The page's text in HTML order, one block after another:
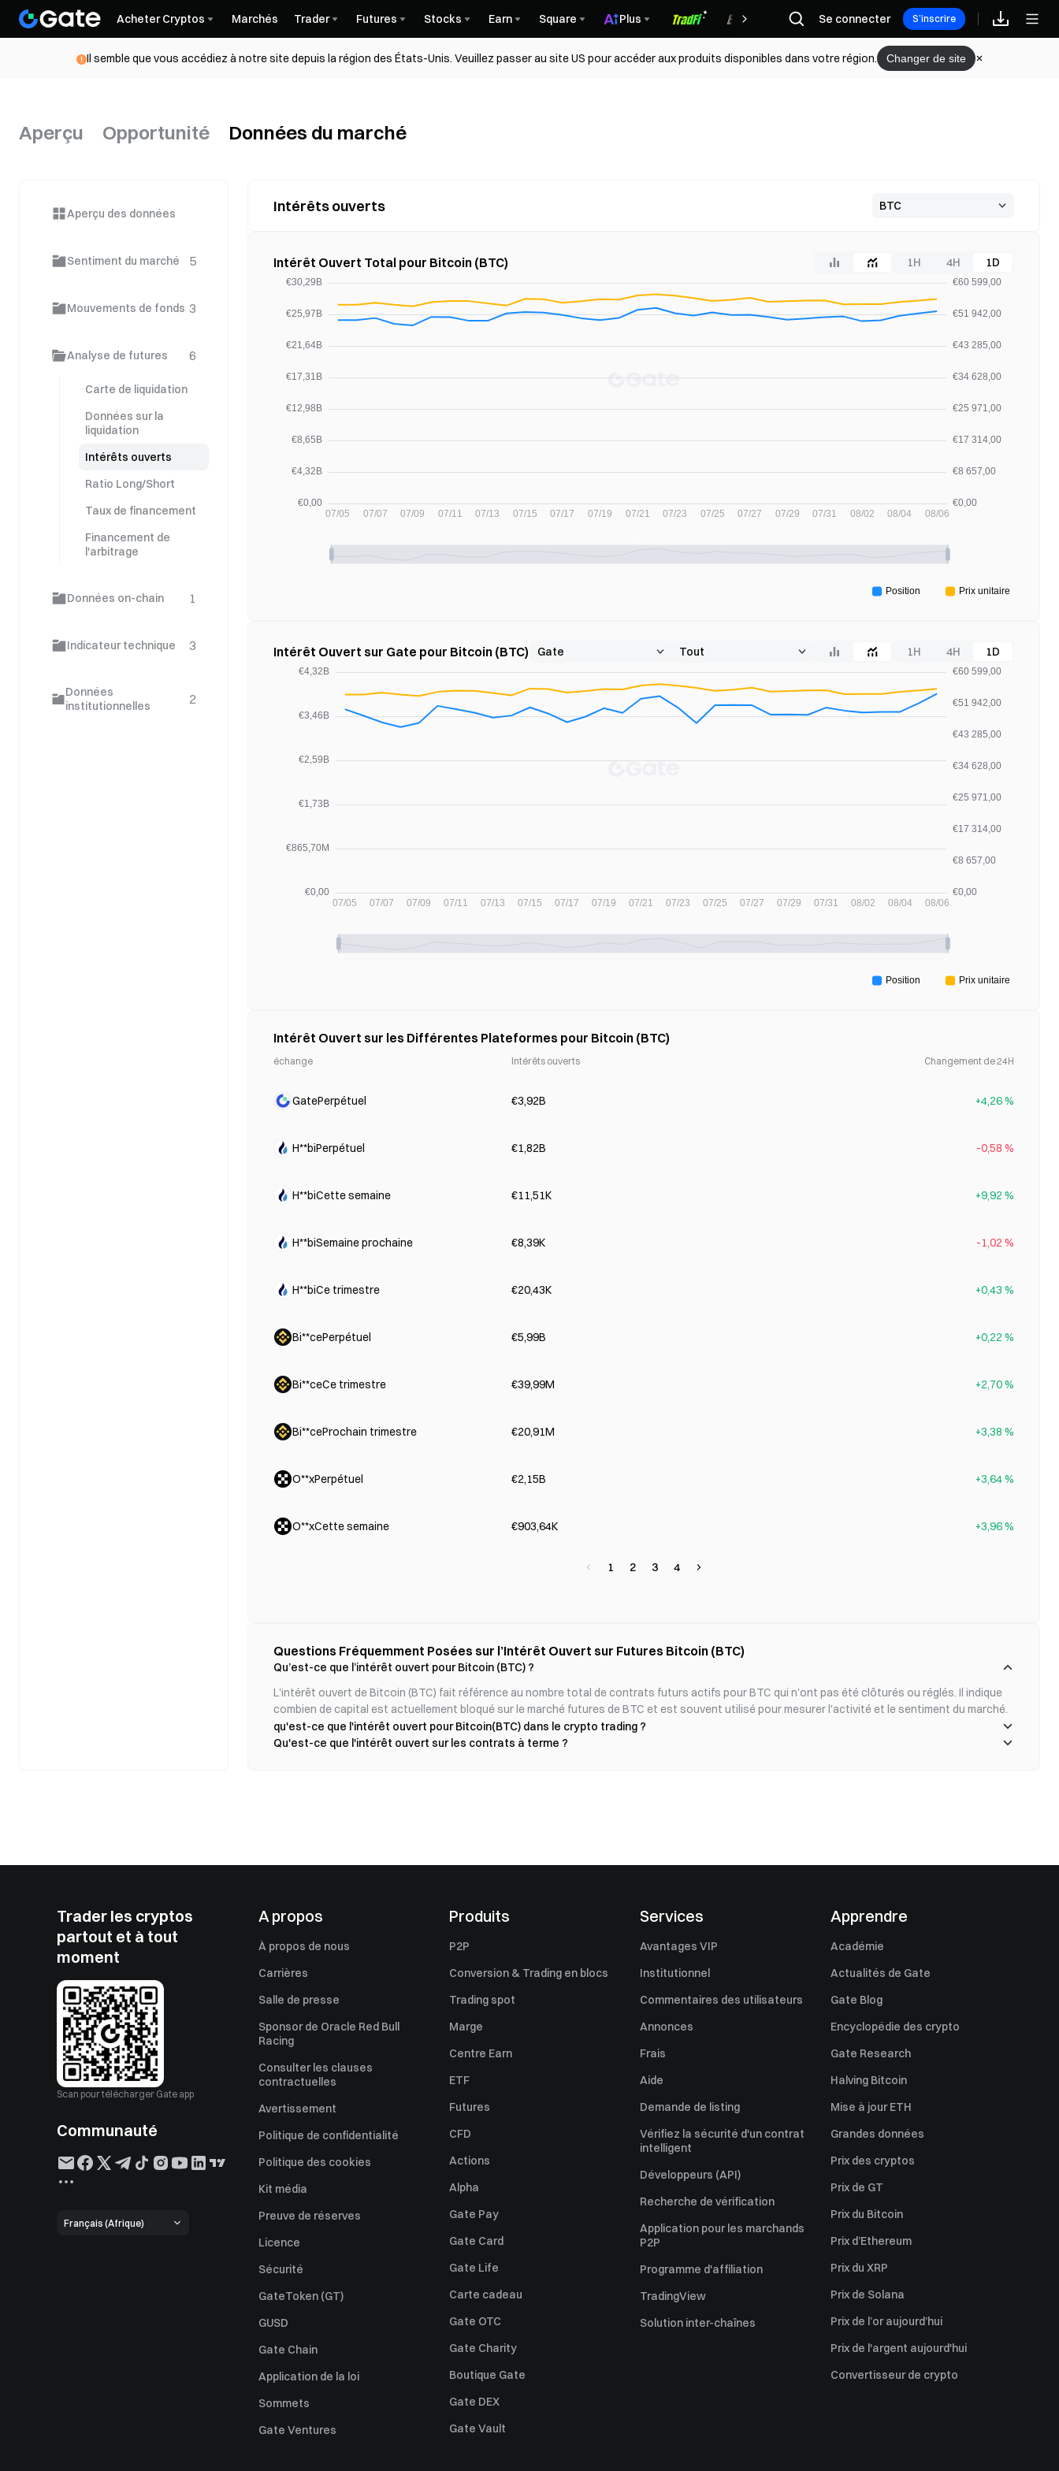
Acheter Cryptos Marchés Trader Futures Stocks Earn Square Plus Récompenses
Se connecter S’inscrire
Il semble que vous accédiez à notre site depuis la région des États-Unis. Veuillez passer au site US pour accéder aux produits disponibles dans votre région. Changer de site
Aperçu Opportunité Données du marché
Aperçu des données
Sentiment du marché 5
Mouvements de fonds 3
Analyse de futures 6
Carte de liquidation
Données sur la
liquidation
Intérêts ouverts
Ratio Long/Short
Taux de financement
Financement de
l'arbitrage
Données on-chain 1
Indicateur technique 3
Données
institutionnelles
2
Intérêts ouverts
Intérêt Ouvert Total pour Bitcoin (BTC) 1H 4H 1D
Intérêt Ouvert sur Gate pour Bitcoin (BTC) 1H 4H 1D
Intérêt Ouvert sur les Différentes Plateformes pour Bitcoin (BTC)
échange Intérêts ouverts Changement de 24H
GatePerpétuel €3,92B +4,26 %
H**biPerpétuel €1,82B -0,58 %
H**biCette semaine €11,51K +9,92 %
H**biSemaine prochaine €8,39K -1,02 %
H**biCe trimestre €20,43K +0,43 %
Bi**cePerpétuel €5,99B +0,22 %
Bi**ceCe trimestre €39,99M +2,70 %
Bi**ceProchain trimestre €20,91M +3,38 %
O**xPerpétuel €2,15B +3,64 %
O**xCette semaine €903,64K +3,96 %
1 2 3 4
Questions Fréquemment Posées sur l’Intérêt Ouvert sur Futures Bitcoin (BTC)
Qu’est-ce que l’intérêt ouvert pour Bitcoin (BTC) ?
L'intérêt ouvert de Bitcoin (BTC) fait référence au nombre total de contrats futurs actifs pour BTC qui n'ont pas été clôturés ou réglés. Il indique
combien de capital est actuellement bloqué sur le marché futures de BTC et est souvent utilisé pour mesurer l'activité et le sentiment du marché.
qu'est-ce que l'intérêt ouvert pour Bitcoin(BTC) dans le crypto trading ?
Qu'est-ce que l'intérêt ouvert sur les contrats à terme ?
Trader les cryptos
partout et à tout
moment
Scan pour télécharger Gate app
Communauté
Français (Afrique)
A propos
À propos de nous
Carrières
Salle de presse
Sponsor de Oracle Red Bull
Racing
Consulter les clauses
contractuelles
Avertissement
Politique de confidentialité
Politique des cookies
Kit média
Preuve de réserves
Licence
Sécurité
GateToken (GT)
GUSD
Gate Chain
Application de la loi
Sommets
Gate Ventures
Produits
P2P
Conversion & Trading en blocs
Trading spot
Marge
Centre Earn
ETF
Futures
CFD
Actions
Alpha
Gate Pay
Gate Card
Gate Life
Carte cadeau
Gate OTC
Gate Charity
Boutique Gate
Gate DEX
Gate Vault
Services
Avantages VIP
Institutionnel
Commentaires des utilisateurs
Annonces
Frais
Aide
Demande de listing
Vérifiez la sécurité d'un contrat
intelligent
Développeurs (API)
Recherche de vérification
Application pour les marchands
P2P
Programme d'affiliation
TradingView
Solution inter-chaînes
Apprendre
Académie
Actualités de Gate
Gate Blog
Encyclopédie des crypto
Gate Research
Halving Bitcoin
Mise à jour ETH
Grandes données
Prix des cryptos
Prix de GT
Prix du Bitcoin
Prix d’Ethereum
Prix du XRP
Prix de Solana
Prix de l’or aujourd’hui
Prix de l'argent aujourd'hui
Convertisseur de crypto